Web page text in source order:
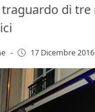
traguardo di
- 17 Dicembre 2016